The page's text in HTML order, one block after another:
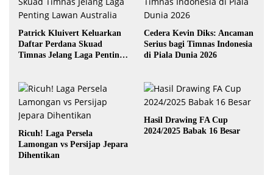
Patrick Kluivert Keluarkan
Daftar Perdana Skuad
Timnas Jelang Laga Penting
Cedera Kevin Diks: Ancaman
Serius bagi Timnas Indonesia
di Piala Dunia 2026
Ricuh! Laga Persela
Lamongan vs Persijap Jepara
Dihentikan
Hasil Drawing FA Cup
2024/2025 Babak 16 Besar